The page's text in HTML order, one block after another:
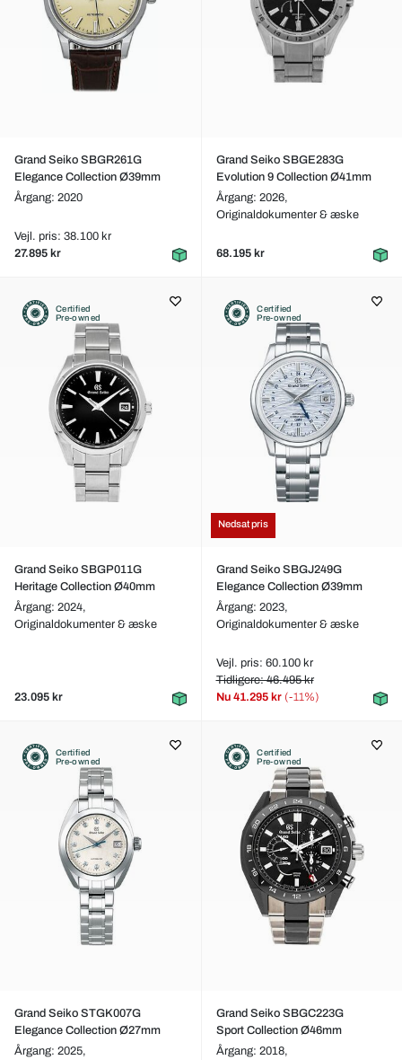
Grand Seiko SBGR261G
Elegance Collection Ø39mm
Årgang: 2020
Vejl. pris: 38.100 kr
27.895 kr
Grand Seiko SBGE283G
Evolution 9 Collection Ø41mm
Årgang: 2026,
Originaldokumenter & æske
68.195 kr
Certified
Pre-owned
Grand Seiko SBGP011G
Heritage Collection Ø40mm
Årgang: 2024,
Originaldokumenter & æske
23.095 kr
Certified
Pre-owned
Nedsat pris
Grand Seiko SBGJ249G
Elegance Collection Ø39mm
Årgang: 2023,
Originaldokumenter & æske
Vejl. pris: 60.100 kr
Tidligere: 46.495 kr
Nu 41.295 kr (-11%)
Certified
Pre-owned
Grand Seiko STGK007G
Elegance Collection Ø27mm
Årgang: 2025,
Certified
Pre-owned
Grand Seiko SBGC223G
Sport Collection Ø46mm
Årgang: 2018,